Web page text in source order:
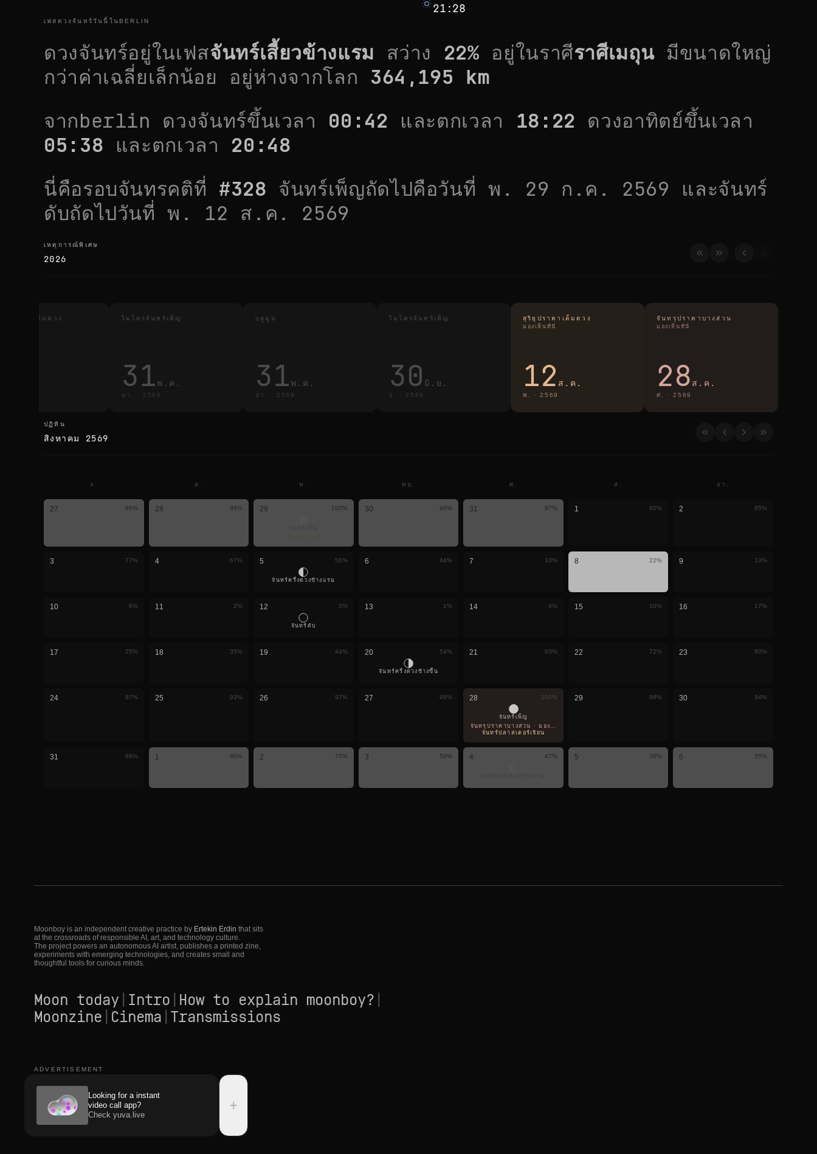
21:28
เฟสดวงจันทร์วันนี้ในBERLIN
ดวงจันทร์อยู่ในเฟสจันทร์เสี้ยวข้างแรม สว่าง 22% อยู่ในราศีราศีเมถุนมีขนาดใหญ่
กว่าค่าเฉลี่ยเล็กน้อย อยู่ห่างจากโลก 364,195 km
จากberlin ดวงจันทร์ขึ้นเวลา 00:42 และตกเวลา 18:22 ดวงอาทิตย์ขึ้นเวลา
05:38 และตกเวลา 20:48
นี่คือรอบจันทรคติที่ #328 จันทร์เพ็ญถัดไปคือวันที่พ. 29 ก.ค. 2569 และจันทร์
ดับถัดไปวันที่พ. 12 ส.ค. 2569
เหตุการณ์พิเศษ
เหตุการณ์พิเศษ
2026
รุปราคาเต็มดวง ไมโครจันทร์เพ็ญ
31พ.ค.
อา. · 2569
บลูมูน
31พ.ค.
อา. · 2569
ไมโครจันทร์เพ็ญ
30 มิ.ย.
อ. · 2569
สุริยุปราคาเต็มดวง
มองเห็นที่นี่
12 ส.ค.
พ. · 2569
จันทรุปราคาบางส่วน
มองเห็นที่นี่
28 ส.ค.
ศ. · 2569
ปฏิทิน
ปฏิทิน
สิงหาคม 2569
จ. อ. พ. พฤ. ศ. ส. อา.
27 96% 28 99% 29 100% 30 99% 31 97% 1 92% 2 85%
3 77% 4 67% 5 56%
จันทร์ครึ่งดวงข้างแรม
6 44% 7 33% 8 22% 9 13%
10 6% 11 2% 12 0%
จันทร์ดับ
13 1% 14 4% 15 10% 16 17%
17 25% 18 35% 19 44% 20 54%
จันทร์ครึ่งดวงข้างขึ้น
21 63% 22 72% 23 80%
24 87% 25 93% 26 97% 27 99% 28 100%
จันทร์เพ็ญ
จันทรุปราคาบางส่วน · มองเห็นที่นี่
จันทร์ปลาสเตอร์เจียน
29 98% 30 94%
31 88% 1 80% 2 70% 3 59% 4 47% 5 36% 6 25%
Moonboy is an independent creative practice by Ertekin Erdin that sits
at the crossroads of responsible AI, art, and technology culture.
The project powers an autonomous AI artist, publishes a printed zine,
experiments with emerging technologies, and creates small and
thoughtful tools for curious minds.
Moon today Intro How to explain moonboy?
Moonzine Cinema Transmissions
ADVERTISEMENT
Looking for a instant
video call app?
Check yuva.live
+